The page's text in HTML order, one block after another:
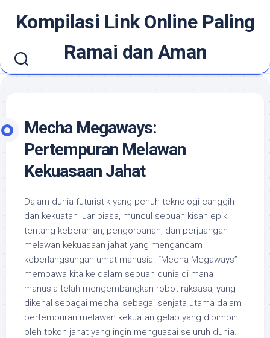
Kompilasi Link Online Paling
Ramai dan Aman
Mecha Megaways:
Pertempuran Melawan
Kekuasaan Jahat
Dalam dunia futuristik yang penuh teknologi canggih
dan kekuatan luar biasa, muncul sebuah kisah epik
tentang keberanian, pengorbanan, dan perjuangan
melawan kekuasaan jahat yang mengancam
keberlangsungan umat manusia. “Mecha Megaways”
membawa kita ke dalam sebuah dunia di mana
manusia telah mengembangkan robot raksasa, yang
dikenal sebagai mecha, sebagai senjata utama dalam
pertempuran melawan kekuatan gelap yang dipimpin
oleh tokoh jahat yang ingin menguasai seluruh dunia.